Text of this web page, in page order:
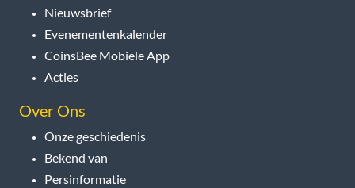
Nieuwsbrief
Evenementenkalender
CoinsBee Mobiele App
Acties
Over Ons
Onze geschiedenis
Bekend van
Persinformatie